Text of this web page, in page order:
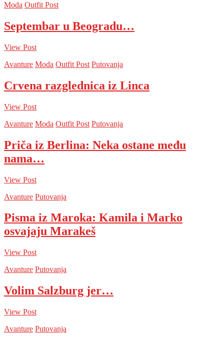
Moda Outfit Post
Septembar u Beogradu…
View Post
Avanture Moda Outfit Post Putovanja
Crvena razglednica iz Linca
View Post
Avanture Moda Outfit Post Putovanja
Priča iz Berlina: Neka ostane među
nama…
View Post
Avanture Putovanja
Pisma iz Maroka: Kamila i Marko
osvajaju Marakeš
View Post
Avanture Putovanja
Volim Salzburg jer…
View Post
Avanture Putovanja